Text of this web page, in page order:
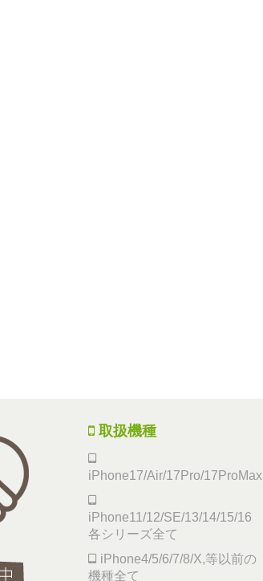
取扱機種
iPhone17/Air/17Pro/17ProMax
iPhone11/12/SE/13/14/15/16
各シリーズ全て
iPhone4/5/6/7/8/X,等以前の
機種全て